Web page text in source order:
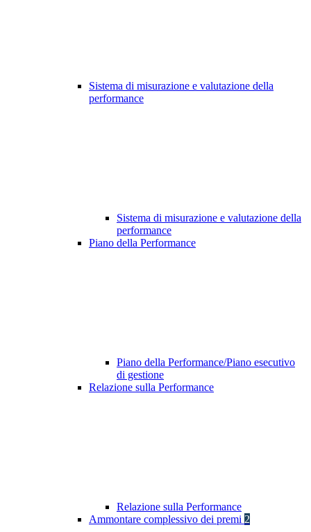
Sistema di misurazione e valutazione della
performance
Sistema di misurazione e valutazione della
performance
Piano della Performance
Piano della Performance/Piano esecutivo
di gestione
Relazione sulla Performance
Relazione sulla Performance
Ammontare complessivo dei premi 2